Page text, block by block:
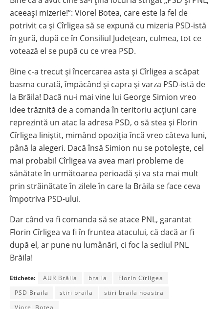
aceeași mizerie!”: Viorel Botea, care este la fel de
potrivit ca și Cîrligea să se expună cu mizeria PSD-istă
în gură, după ce în Consiliul Județean, culmea, tot ce
votează el se pupă cu ce vrea PSD.
Bine c-a trecut și încercarea asta și Cîrligea a scăpat
basma curată, împăcând și capra și varza PSD-istă de
la Brăila! Dacă nu-i mai vine lui George Simion vreo
idee trăznită de a comanda în teritoriu acțiuni care
reprezintă un atac la adresa PSD, o să stea și Florin
Cîrligea liniștit, mimând opoziția încă vreo câteva luni,
până la alegeri. Dacă însă Simion nu se potolește, cel
mai probabil Cîrligea va avea mari probleme de
sănătate în următoarea perioadă și va sta mai mult
prin străinătate în zilele în care la Brăila se face ceva
împotriva PSD-ului.
Dar când va fi comanda să se atace PNL, garantat
Florin Cîrligea va fi în fruntea atacului, că dacă ar fi
după el, ar pune nu lumânări, ci foc la sediul PNL
Brăila!
Etichete: AUR Brăila braila
Florin Cîrligea
PSD Braila
stiri braila
stiri braila noastra